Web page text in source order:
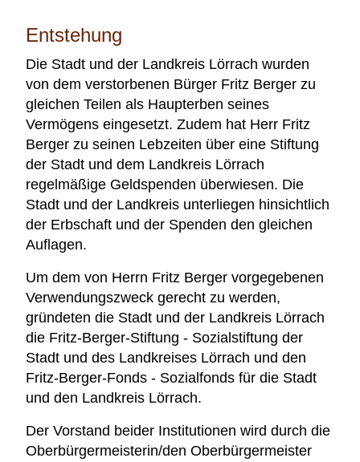
Entstehung
Die Stadt und der Landkreis Lörrach wurden
von dem verstorbenen Bürger Fritz Berger zu
gleichen Teilen als Haupterben seines
Vermögens eingesetzt. Zudem hat Herr Fritz
Berger zu seinen Lebzeiten über eine Stiftung
der Stadt und dem Landkreis Lörrach
regelmäßige Geldspenden überwiesen. Die
Stadt und der Landkreis unterliegen hinsichtlich
der Erbschaft und der Spenden den gleichen
Auflagen.
Um dem von Herrn Fritz Berger vorgegebenen
Verwendungszweck gerecht zu werden,
gründeten die Stadt und der Landkreis Lörrach
die Fritz-Berger-Stiftung - Sozialstiftung der
Stadt und des Landkreises Lörrach und den
Fritz-Berger-Fonds - Sozialfonds für die Stadt
und den Landkreis Lörrach.
Der Vorstand beider Institutionen wird durch die
Oberbürgermeisterin/den Oberbürgermeister